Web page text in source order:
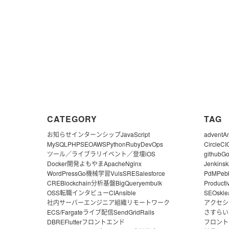
CATEGORY
お知らせインターンシップJavaScript
MySQL PHPSEOAWSPythonRubyDevOps
ツール／ライブラリイベント／登壇iOS
Docker開発よもやまApacheNginx
WordPressGo機械学習VulsSRESalesforce
CREBlockchain分析基盤BigQueryembulk
OSS転職インタビューCIAnsible
社内サーバーエンジニア組織リモートワーク
ECS/Fargateライブ配信SendGridRails
DBREFlutterフロントエンド
TAG
advent
CircleCI
githubGo
Jenkins
PdM
SEO
アクセ
さすら
フロン